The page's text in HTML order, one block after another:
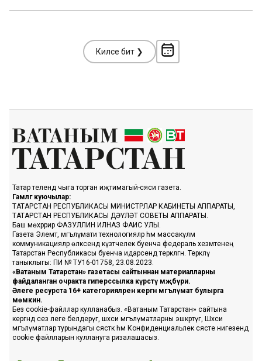
Киләсе бит ❯
Татар телендә чыга торган иҗтимагый-сәяси газета.
Гамәлгә куючылар:
ТАТАРСТАН РЕСПУБЛИКАСЫ МИНИСТРЛАР КАБИНЕТЫ АППАРАТЫ,
ТАТАРСТАН РЕСПУБЛИКАСЫ ДӘҮЛӘТ СОВЕТЫ АППАРАТЫ.
Баш мөхәррир ФАЗУЛЛИН ИЛНАЗ ФАИС УЛЫ.
Газета Элемтә, мәгълүмати технологияләр һәм массакүләм
коммуникацияләр өлкәсендә күзәтчелек буенча федераль хезмәтенең
Татарстан Республикасы буенча идарәсендә теркәлгән. Теркәлү
таныклыгы: ПИ № ТУ16-01758, 23.08.2023.
«Ватаным Татарстан» газетасы сайтыннан материалларны
файдаланган очракта гиперссылка күрсәтү мәҗбүри.
Әлеге ресурста 16+ категорияләренә кергән мәгълүмат булырга
мөмкин.
Без cookie-файллар кулланабыз. «Ватаным Татарстан» сайтына
кергәндә сез әлеге белдерүгә, шәхси мәгълүматларны эшкәртүгә, Шәхси
мәгълүматлар турындагы сәясәткә һәм Конфиденциальлек сәясәте нигезендә
cookie файлларын куллануга ризалашасыз.